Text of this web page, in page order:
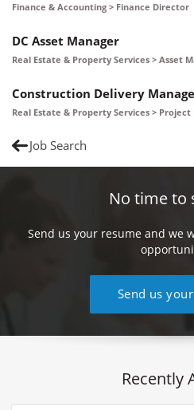
Finance & Accounting > Finance Director
DC Asset Manager
Real Estate & Property Services > Asset
Construction Delivery
Real Estate & Property Services >
Job Search
No time to
Send us your resume and we
Send us your
Recently